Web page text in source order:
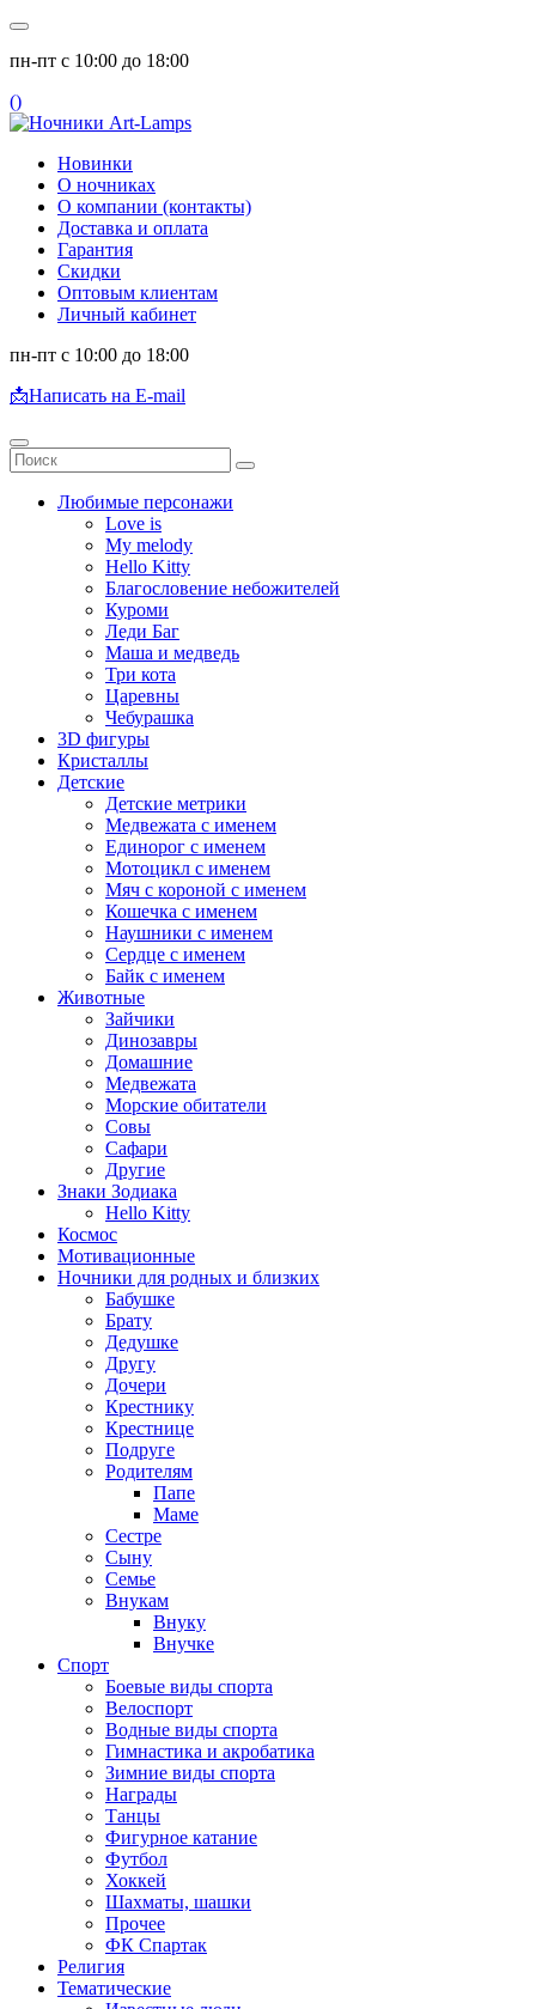
пн-пт с 10:00 до 18:00
()
Новинки
О ночниках
О компании (контакты)
Доставка и оплата
Гарантия
Скидки
Оптовым клиентам
Личный кабинет
пн-пт с 10:00 до 18:00
📩Написать на E-mail
Любимые персонажи
Love is
My melody
Hello Kitty
Благословение небожителей
Куроми
Леди Баг
Маша и медведь
Три кота
Царевны
Чебурашка
3D фигуры
Кристаллы
Детские
Детские метрики
Медвежата с именем
Единорог с именем
Мотоцикл с именем
Мяч с короной с именем
Кошечка с именем
Наушники с именем
Сердце с именем
Байк с именем
Животные
Зайчики
Динозавры
Домашние
Медвежата
Морские обитатели
Совы
Сафари
Другие
Знаки Зодиака
Hello Kitty
Космос
Мотивационные
Ночники для родных и близких
Бабушке
Брату
Дедушке
Другу
Дочери
Крестнику
Крестнице
Подруге
Родителям
Папе
Маме
Сестре
Сыну
Семье
Внукам
Внуку
Внучке
Спорт
Боевые виды спорта
Велоспорт
Водные виды спорта
Гимнастика и акробатика
Зимние виды спорта
Награды
Танцы
Фигурное катание
Футбол
Хоккей
Шахматы, шашки
Прочее
ФК Спартак
Религия
Тематические